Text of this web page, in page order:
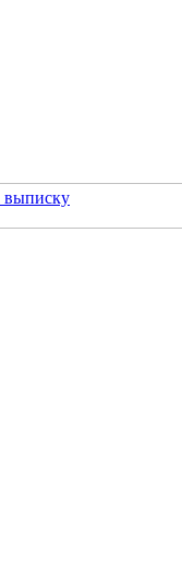
выписку